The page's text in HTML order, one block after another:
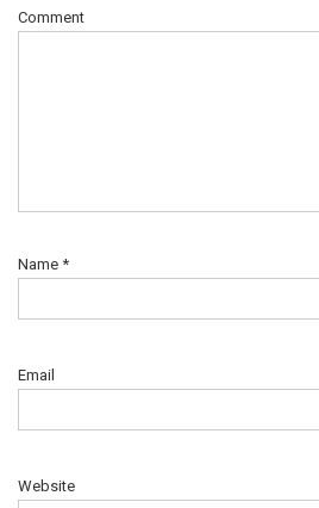
Comment
Name *
Email
Website